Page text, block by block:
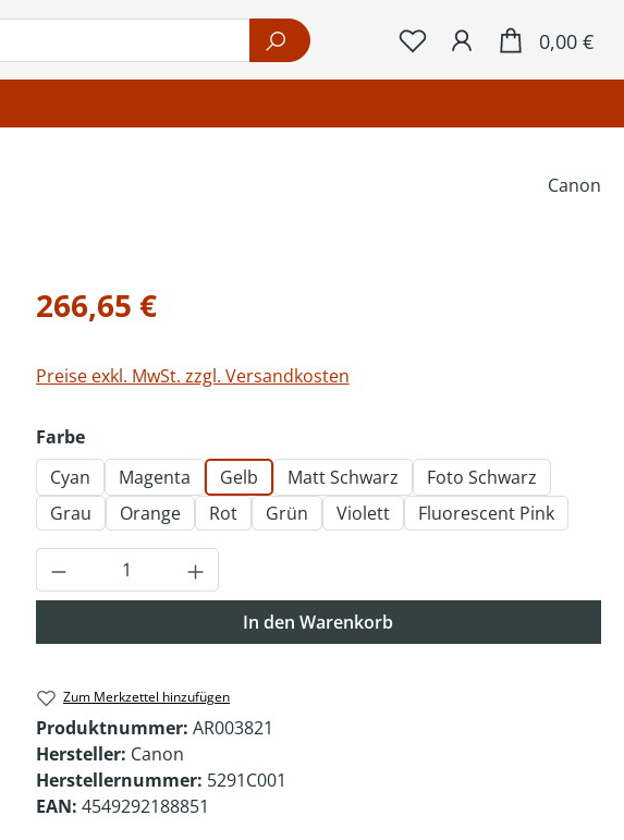
0,00 €
Canon
Regulärer Preis:
266,65 €
Preise exkl. MwSt. zzgl. Versandkosten
Farbeauswählen
Cyan
Magenta Gelb Matt Schwarz
Foto Schwarz
Grau
Orange Rot Grün Violett Fluorescent Pink
Produkt Anzahl: Gib den gewünschten Wert
In den Warenkorb
Zum Merkzettel hinzufügen
Produktnummer: AR003821
Hersteller: Canon
Herstellernummer: 5291C001
EAN: 4549292188851